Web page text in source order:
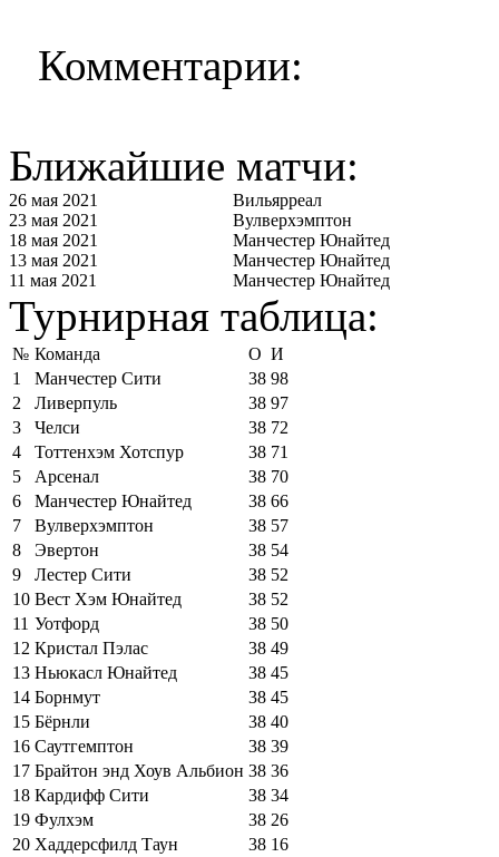
Комментарии:
Ближайшие матчи:
26 мая 2021
Вильярреал
23 мая 2021
Вулверхэмптон
18 мая 2021
Манчестер Юнайтед
13 мая 2021
Манчестер Юнайтед
11 мая 2021
Манчестер Юнайтед
Турнирная таблица:
№ Команда О И
1
Манчестер Сити 38 98
2
Ливерпуль 38 97
3
Челси 38 72
4
Тоттенхэм Хотспур 38 71
5
Арсенал 38 70
6
Манчестер Юнайтед 38 66
7
Вулверхэмптон 38 57
8
Эвертон 38 54
9
Лестер Сити 38 52
10 Вест Хэм Юнайтед 38 52
11 Уотфорд 38 50
12 Кристал Пэлас 38 49
13 Ньюкасл Юнайтед 38 45
14 Борнмут 38 45
15 Бёрнли 38 40
16 Саутгемптон 38 39
17 Брайтон энд Хоув Альбион 38 36
18 Кардифф Сити 38 34
19 Фулхэм 38 26
20 Хаддерсфилд Таун 38 16